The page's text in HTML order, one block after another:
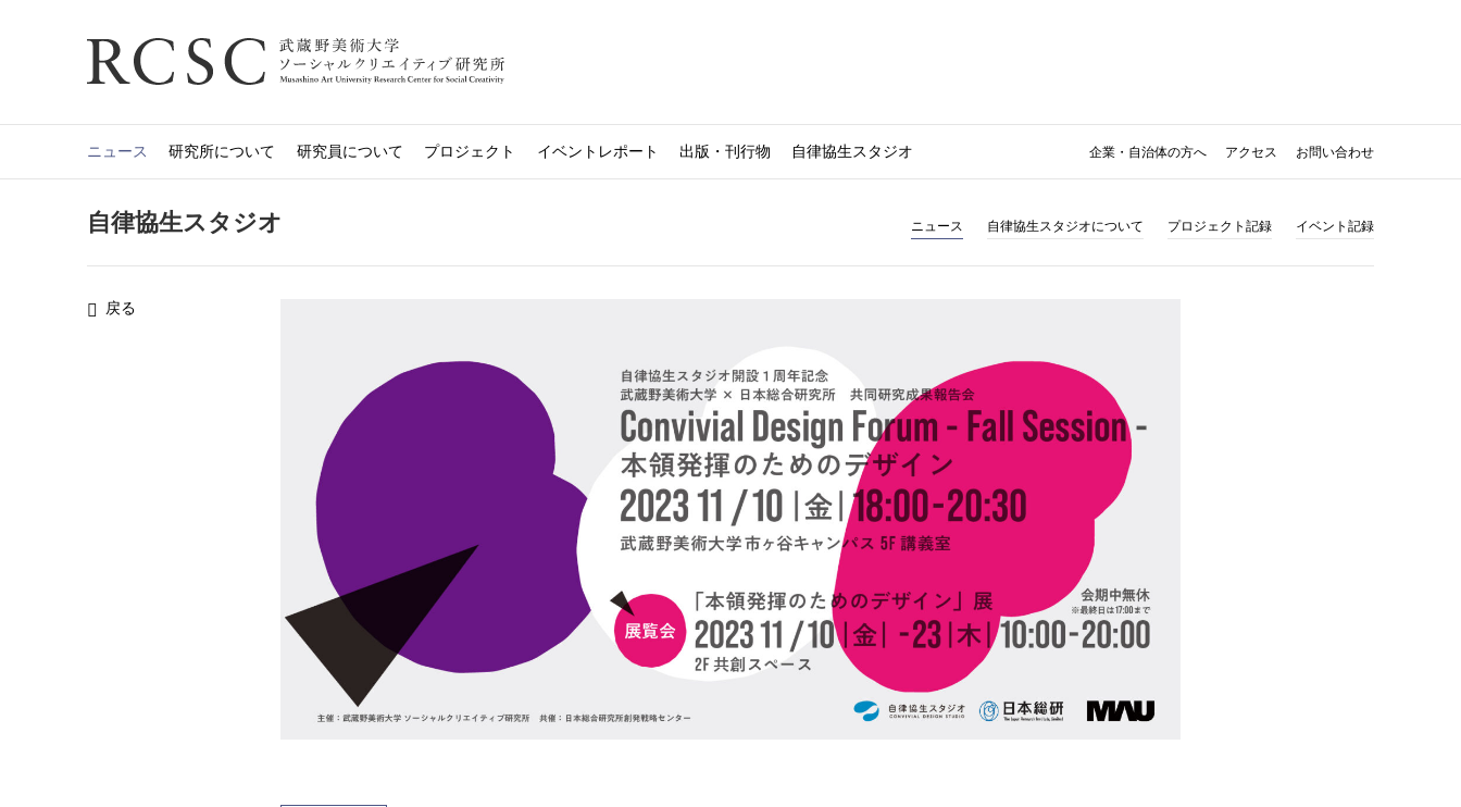
ニュース 研究所について 研究員について プロジェクト イベントレポート 出版・刊行物 自律協生スタジオ 企業・自治体の方へ アクセス お問い合わせ
自律協生スタジオ ニュース 自律協生スタジオについて プロジェクト記録 イベント記録
戻る